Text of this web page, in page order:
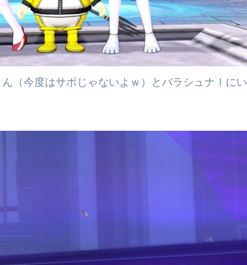
（今度はサポじゃないよｗ）とバラシュナⅠにい